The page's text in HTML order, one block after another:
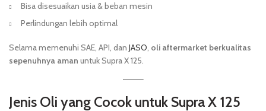
Bisa disesuaikan usia & beban mesin
Perlindungan lebih optimal
Selama memenuhi SAE, API, dan JASO, oli aftermarket berkualitas
sepenuhnya aman untuk Supra X 125.
Jenis Oli yang Cocok untuk Supra X 125